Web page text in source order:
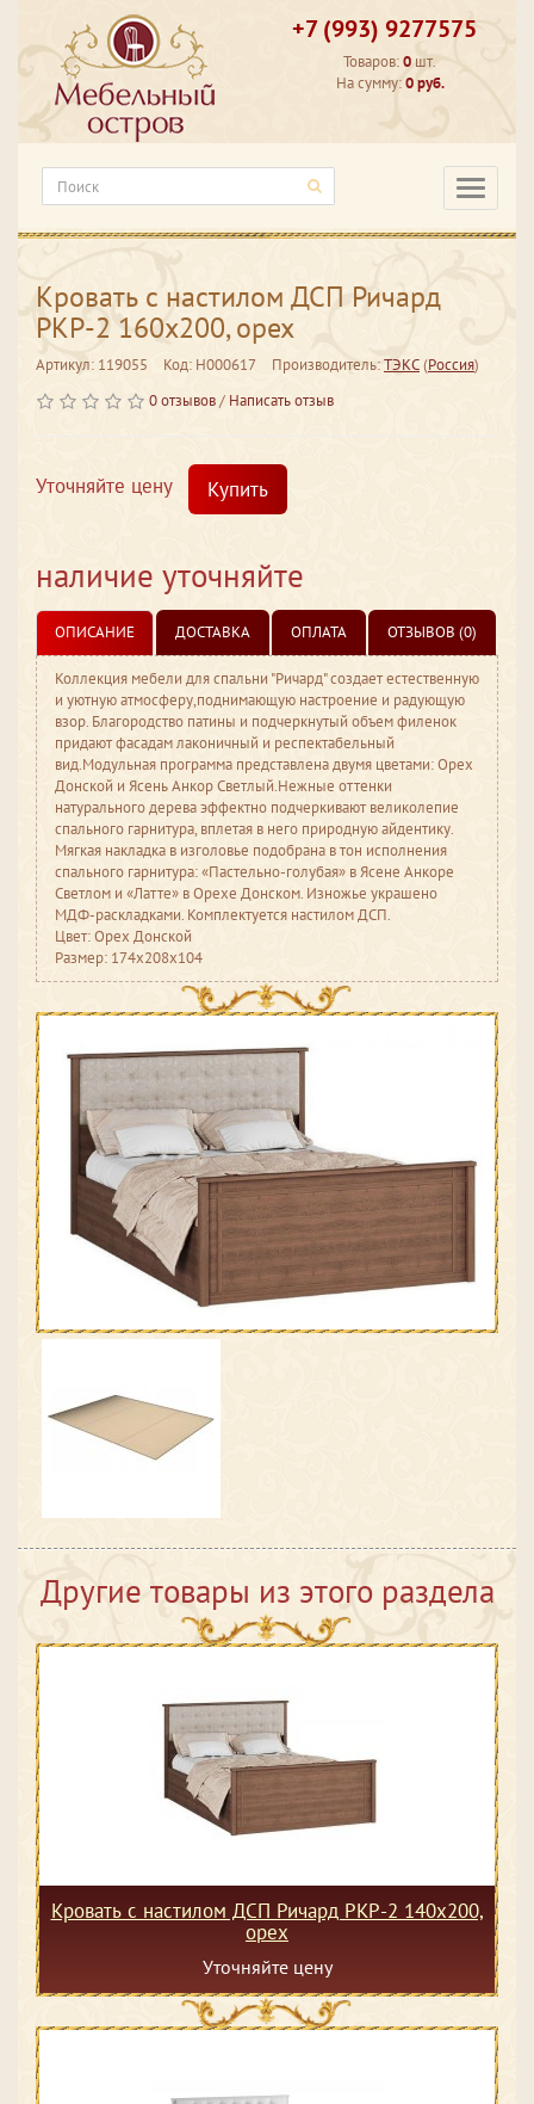
+7 (993) 9277575
Товаров:0 шт.
На сумму:0 руб.
Кровать с настилом ДСП Ричард
РКР-2 160х200, орех
Артикул: 119055 Код: Н000617 Производитель:ТЭКС(Россия)
0 отзывов/ Написать отзыв
Уточняйте цену Купить
наличие уточняйте
ОПИСАНИЕ ДОСТАВКА ОПЛАТА ОТЗЫВОВ (0)
Коллекция мебели для спальни "Ричард" создает естественную
и уютную атмосферу,поднимающую настроение и радующую
взор. Благородство патины и подчеркнутый объем филенок
придают фасадам лаконичный и респектабельный
вид.Модульная программа представлена двумя цветами: Орех
Донской и Ясень Анкор Светлый.Нежные оттенки
натурального дерева эффектно подчеркивают великолепие
спального гарнитура, вплетая в него природную айдентику.
Мягкая накладка в изголовье подобрана в тон исполнения
спального гарнитура: «Пастельно-голубая» в Ясене Анкоре
Светлом и «Латте» в Орехе Донском. Изножье украшено
МДФ-раскладками. Комплектуется настилом ДСП.
Цвет: Орех Донской
Размер: 174x208x104
Другие товары из этого раздела
Кровать с настилом ДСП Ричард РКР-2 140х200,
орех
Уточняйте цену